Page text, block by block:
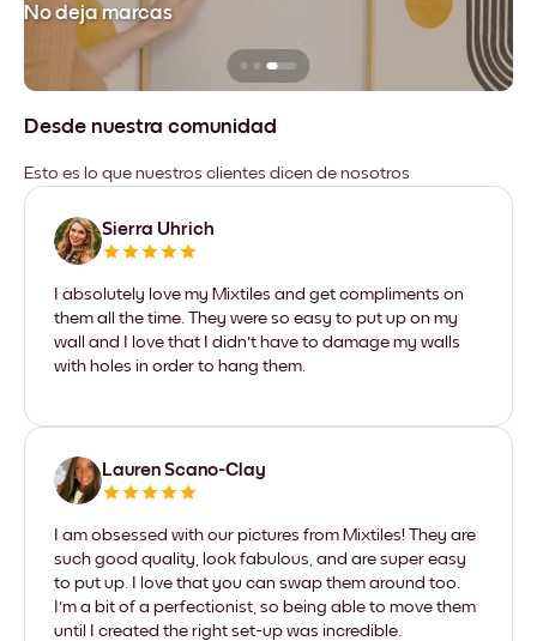
No deja marcas
Desde nuestra comunidad
Esto es lo que nuestros clientes dicen de nosotros
Sierra Uhrich
I absolutely love my Mixtiles and get compliments on
them all the time. They were so easy to put up on my
wall and I love that I didn't have to damage my walls
with holes in order to hang them.
Lauren Scano-Clay
I am obsessed with our pictures from Mixtiles! They are
such good quality, look fabulous, and are super easy
to put up. I love that you can swap them around too.
I'm a bit of a perfectionist, so being able to move them
until I created the right set-up was incredible.